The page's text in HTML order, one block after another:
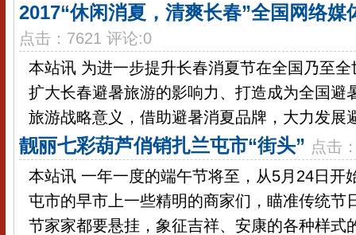
2017“休闲消夏，清爽长春”全国网络媒
点击：7621 评论:0
本站讯 为进一步提升长春消夏节在全国乃至
扩大长春避暑旅游的影响力、打造成为全国避
旅游战略意义，借助避暑消夏品牌，大力发展
靓丽七彩葫芦俏销扎兰屯市“街头” 点击
本站讯 一年一度的端午节将至，从5月24日开
屯市的早市上一些精明的商家们，瞄准传统节
节家家都要悬挂，象征吉祥、安康的各种样式